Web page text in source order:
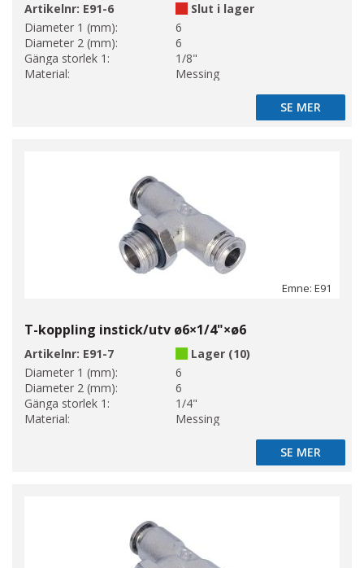
Artikelnr: E91-6
Slut i lager
Diameter 1 (mm):
6
Diameter 2 (mm):
6
Gänga storlek 1:
1/8"
Material:
Messing
SE MER
SE MER
Emne: E91
T-koppling instick/utv ø6×1/4"×ø6
Artikelnr: E91-7
Lager (10)
Diameter 1 (mm):
6
Diameter 2 (mm):
6
Gänga storlek 1:
1/4"
Material:
Messing
SE MER
SE MER